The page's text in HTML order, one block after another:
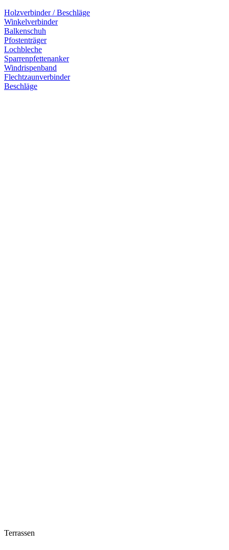
Holzverbinder / Beschläge
Winkelverbinder
Balkenschuh
Pfostenträger
Lochbleche
Sparrenpfettenanker
Windrispenband
Flechtzaunverbinder
Beschläge
Terrassen